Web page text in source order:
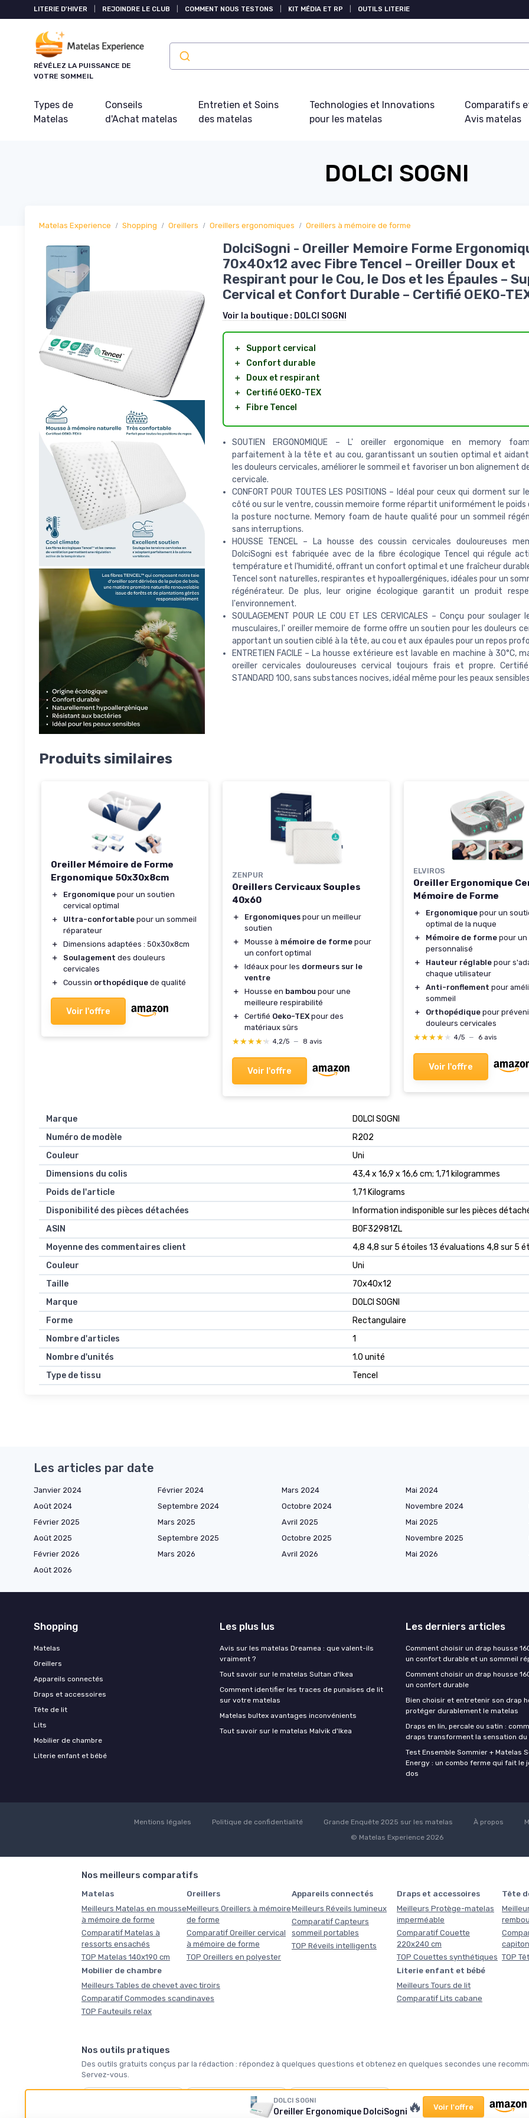
LITERIE D'HIVER REJOINDRE LE CLUB COMMENT NOUS TESTONS KIT MÉDIA ET RP OUTILS LITERIE
RÉVÉLEZ LA PUISSANCE DE
VOTRE SOMMEIL
Types de
Matelas
Conseils
d'Achat matelas
Entretien et Soins
des matelas
Technologies et Innovations
pour les matelas
Comparatifs
Avis matelas
DOLCI SOGNI
Matelas Experience Shopping Oreillers Oreillers ergonomiques Oreillers à mémoire de forme
DolciSogni - Oreiller Memoire Forme
70x40x12 avec Fibre Tencel – Oreiller Doux et
Respirant pour le Cou, le Dos et les Épaules –
Cervical et Confort Durable – Certifié OEKO-
Voir la boutique : DOLCI SOGNI
＋
Support cervical
＋
Confort durable
＋
Doux et respirant
＋
Certifié OEKO-TEX
＋
Fibre Tencel
SOUTIEN ERGONOMIQUE – L' oreiller ergonomique en memory
parfaitement à la tête et au cou, garantissant un soutien optimal et aidant
les douleurs cervicales, améliorer le sommeil et favoriser un bon alignement
cervicale.
CONFORT POUR TOUTES LES POSITIONS – Idéal pour ceux qui dorment sur
côté ou sur le ventre, coussin memoire forme répartit uniformément le
la posture nocturne. Memory foam de haute qualité pour un sommeil
sans interruptions.
HOUSSE TENCEL – La housse des coussin cervicales douloureuses
DolciSogni est fabriquée avec de la fibre écologique Tencel qui régule
température et l'humidité, offrant un confort optimal et une fraîcheur
Tencel sont naturelles, respirantes et hypoallergéniques, idéales pour un
régénérateur. De plus, leur origine écologique garantit un produit
l'environnement.
SOULAGEMENT POUR LE COU ET LES CERVICALES – Conçu pour soulager
musculaires, l' oreiller memoire de forme offre un soutien pour les douleurs
apportant un soutien ciblé à la tête, au cou et aux épaules pour un repos
ENTRETIEN FACILE – La housse extérieure est lavable en machine à 30°C,
oreiller cervicales douloureuses cervical toujours frais et propre. Certifié
STANDARD 100, sans substances nocives, idéal même pour les peaux
Produits similaires
Oreiller Mémoire de Forme
Ergonomique 50x30x8cm
＋ Ergonomique pour un soutien
cervical optimal
＋
Ultra-confortable pour un sommeil
réparateur
＋
Dimensions adaptées : 50x30x8cm
＋
Soulagement des douleurs
cervicales
＋
Coussin orthopédique de qualité
Voir l'offre
ZENPUR
Oreillers Cervicaux Souples
40x60
＋ Ergonomiques pour un meilleur
soutien
＋
Mousse à mémoire de forme pour
un confort optimal
＋
Idéaux pour les dormeurs sur le
ventre
＋
Housse en bambou pour une
meilleure respirabilité
＋
Certifié Oeko-TEXpour des
matériaux sûrs
★★★★★
★★★★★ 4,2/5 — 8 avis
Voir l'offre
ELVIROS
Oreiller Ergonomique
Mémoire de Forme
＋ Ergonomique pour un
optimal de la nuque
＋
Mémoire de forme pour
personnalisé
＋
Hauteur réglable pour
chaque utilisateur
＋
Anti-ronflement pour
sommeil
＋
Orthopédique pour
douleurs cervicales
★★★★★
★★★★★ 4/5 — 6 avis
Voir l'offre
Marque
‎DOLCI SOGNI
Numéro de modèle
‎R202
Couleur
‎Uni
Dimensions du colis
‎43,4 x 16,9 x 16,6 cm; 1,71 kilogrammes
Poids de l'article
‎1,71 Kilograms
Disponibilité des pièces détachées
‎Information indisponible sur les pièces
ASIN
B0F32981ZL
Moyenne des commentaires client
4,8 4,8 sur 5 étoiles 13 évaluations 4,8 sur 5
Couleur
Uni
Taille
70x40x12
Marque
DOLCI SOGNI
Forme
Rectangulaire
Nombre d'articles
1
Nombre d'unités
1.0 unité
Type de tissu
Tencel
DOLCI SOGNI
Oreiller Ergonomique DolciSogni 🔥 Voir l'offre
Les articles par date
Janvier 2024 Février 2024 Mars 2024 Mai 2024
Août 2024
Septembre 2024 Octobre 2024 Novembre 2024
Février 2025
Mars 2025 Avril 2025 Mai 2025
Août 2025
Septembre 2025 Octobre 2025 Novembre 2025
Février 2026
Mars 2026 Avril 2026 Mai 2026
Août 2026
Shopping
Matelas
Oreillers
Appareils connectés
Draps et accessoires
Tête de lit
Lits
Mobilier de chambre
Literie enfant et bébé
Les plus lus
Avis sur les matelas Dreamea : que valent-ils
vraiment ?
Tout savoir sur le matelas Sultan d'Ikea
Comment identifier les traces de punaises de lit
sur votre matelas
Matelas bultex avantages inconvénients
Tout savoir sur le matelas Malvik d'Ikea
Les derniers articles
Comment choisir un drap housse
un confort durable et un sommeil
Comment choisir un drap housse
un confort durable
Bien choisir et entretenir son drap
protéger durablement le matelas
Draps en lin, percale ou satin :
draps transforment la sensation du
Test Ensemble Sommier + Matelas
Energy : un combo ferme qui fait le
dos
Mentions légales Politique de confidentialité Grande Enquête 2025 sur les matelas À propos
© Matelas Experience 2026
Nos meilleurs comparatifs
Matelas
Meilleurs Matelas en mousse
à mémoire de forme
Comparatif Matelas à
ressorts ensachés
TOP Matelas 140x190 cm
Oreillers
Meilleurs Oreillers à mémoire
de forme
Comparatif Oreiller cervical
à mémoire de forme
TOP Oreillers en polyester
Appareils connectés
Meilleurs Réveils lumineux
Comparatif Capteurs
sommeil portables
TOP Réveils intelligents
Draps et accessoires
Meilleurs Protège-matelas
imperméable
Comparatif Couette
220x240 cm
TOP Couettes synthétiques
Tête
TOP
Mobilier de chambre
Meilleurs Tables de chevet avec tiroirs
Comparatif Commodes scandinaves
TOP Fauteuils relax
Literie enfant et bébé
Meilleurs Tours de lit
Comparatif Lits cabane
Nos outils pratiques
Des outils gratuits conçus par la rédaction : répondez à quelques questions et obtenez en quelques secondes une
Servez-vous.
Panneau de gestion des cookies